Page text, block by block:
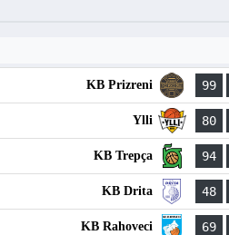
KB Prizreni 99
Ylli 80
KB Trepça 94
KB Drita 48
KB Rahoveci 69